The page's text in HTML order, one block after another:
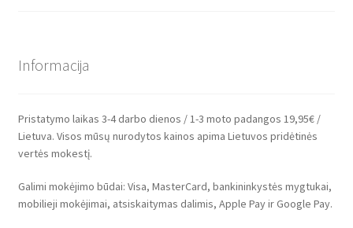
Informacija
Pristatymo laikas 3-4 darbo dienos / 1-3 moto padangos 19,95€ /
Lietuva. Visos mūsų nurodytos kainos apima Lietuvos pridėtinės
vertės mokestį.
Galimi mokėjimo būdai: Visa, MasterCard, bankininkystės mygtukai,
mobilieji mokėjimai, atsiskaitymas dalimis, Apple Pay ir Google Pay.